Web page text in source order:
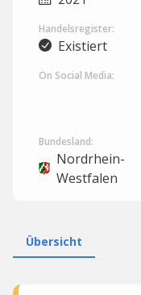
Handelsregister:
Existiert
On Social Media:
Bundesland:
Nordrhein-
Westfalen
Übersicht